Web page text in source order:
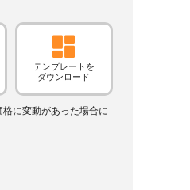
テンプレートを
ダウンロード
に変動があった場合に